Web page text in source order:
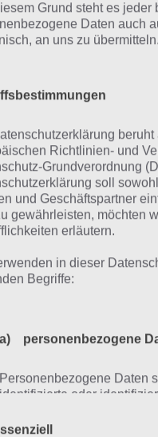
of the
Play
Android steht Aces of
das Spiel im übrigen
Gold kaufen
Luftwaffe schaffen,
von Aces of the
Grund steht es jeder
Daten auch
an uns zu übermitteln.
Richtlinien- und
Grundverordnung
soll
und Geschäftspartner
gewährleisten, möchten
erläutern.
in dieser
Begriffe:
a) personenbezogene
Personenbezogene Daten
identifizierte oder
Person angesehen, die